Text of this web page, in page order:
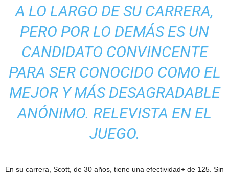
A LO LARGO DE SU CARRERA,
PERO POR LO DEMÁS ES UN
CANDIDATO CONVINCENTE
PARA SER CONOCIDO COMO EL
MEJOR Y MÁS DESAGRADABLE
ANÓNIMO. RELEVISTA EN EL
JUEGO.
En su carrera, Scott, de 30 años, tiene una efectividad+ de 125. Sin